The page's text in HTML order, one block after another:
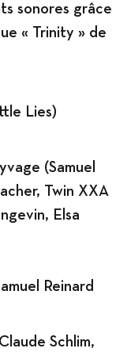
sonores grâce
« Trinity » de
Lies)
(Samuel
Twin XXA
Elsa
Reinard
Schlim,